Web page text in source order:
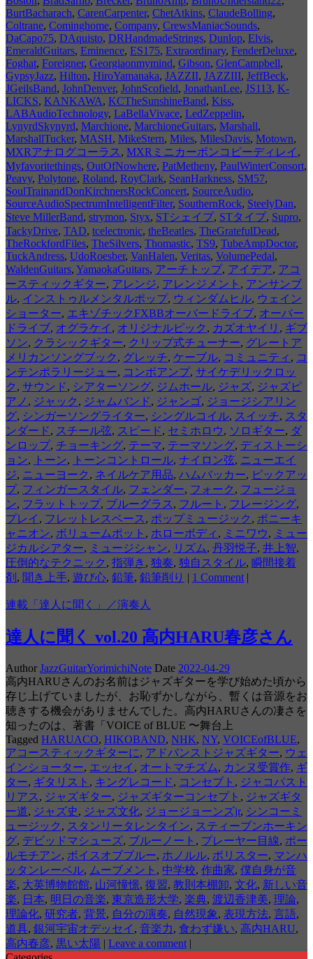
BurtBacharach, CarenCarpenter, ChetAtkins, ClaudeBolling,
Coltrane, Cominghome, Company, CrewsManiacSounds,
DaCapo75, DAquisto, DRHandmadeStrings, Dunlop, Elvis,
EmeraldGuitars, Eminence, ES175, Extraordinary, FenderDeluxe,
Foghat, Foreigner, Georgiaonmymind, Gibson, GlenCampbell,
GypsyJazz, Hilton, HiroYamanaka, JAZZII, JAZZIII, JeffBeck,
JGeilsBand, JohnDenver, JohnScofield, JonathanLee, JS113, K-
LICKS, KANKAWA, KCTheSunshineBand, Kiss,
LABAudioTechnology, LaBellaVivace, LedZeppelin,
LynyrdSkynyrd, Marchione, MarchioneGuitars, Marshall,
MarshallTucker, MASH, MikeStern, Miles, MilesDavis, Motown,
MXRアナログコーラス , MXRミニカーボンコピーディレイ ,
Myfavoritethings, OutOfNowhere, PatMetheny, PaulWinterConsort,
Peavy, Polytone, Roland, RoyClark, SeanHarkness, SM57,
SoulTrainandDonKirchnersRockConcert, SourceAudio,
SourceAudioSpectrumIntelligentFilter, SouthernRock, SteelyDan,
Steve MillerBand, strymon, Styx, STシェイプ, STタイプ, Supro,
TackyDrive, TAD, tcelectronic, theBeatles, TheGratefulDead,
TheRockfordFiles, TheSilvers, Thomastic, TS9, TubeAmpDoctor,
TuckAndress, UdoRoesber, VanHalen, Veritas, VolumePedal,
WaldenGuitars, YamaokaGuitars, アーチトップ, アイデア, アコ
ースティックギター, アレンジ, アレンジメント , アンサンブ
ル, インストゥルメンタルポップ, ウィンダムヒル, ウェイン
ショーター, エキゾチックFXBBオーバードライブ, オーバー
ドライブ, オグラケイ , オリジナルピック , カズオヤイリ , ギブ
ソン, クラシックギター, クリップ式チューナー, グレートア
メリカンソングブック , グレッチ, ケーブル, コミュニティ , コ
ンテンポラリージュー, コンボアンプ, サイケデリックロッ
ク , サウンド, シアターソング, ジムホール, ジャズ, ジャズピ
アノ , ジャック , ジャムバンド, ジャンゴ, ジョージシアリン
グ, シンガーソングライター, シングルコイル, スイッチ, スタ
ンダード, スチール弦, スピード, セミホロウ, ソロギター, ダ
ンロップ, チョーキング, テーマ, テーマソング, ディストーシ
ョン, トーン, トーンコントロール, ナイロン弦, ニューエイ
ジ, ニューヨーク , ネイルケア用品, ハムバッカー, ピックアッ
プ, フィンガースタイル, フェンダー, フォーク , フュージョ
ン, フラットトップ, ブルーグラス , フルート , フレージング,
プレイ , フレットレスベース , ポップミュージック , ポニーキ
ャニオン, ボリュームポット , ホローボディ , ミニワウ, ミュー
ジカルシアター, ミュージシャン, リズム, 丹羽悦子, 井上智,
圧倒的なテクニック , 指弾き , 独奏, 独自スタイル, 瞬間接着
剤 , 聞き上手, 遊び心, 鉛筆, 鉛筆削り | 1 Comment |
連載「達人に聞く」／演奏人
達人に聞く vol.20 高内HARU春彦さん
Author JazzGuitarYorimichiNote Date 2022-04-29
高内HARUさんのお名前はジャズギターを学び始めた頃から
存じ上げていましたが、お恥ずかしながら、暫くは音源をお
聴きする機会がありませんでした。高内HARUさんの凄さを
知ったのは、著書「VOICE of BLUE 〜舞台上
Tagged HARUACO, HIKOBAND, NHK, NY, VOICEofBLUE,
アコースティックギターに, アドバンストジャズギター, ウェ
インショーター, エッセイ , オートマチズム, カンヌ受賞作, ギ
ター, ギタリスト , キングレコード, コンセプト , ジャコパスト
リアス , ジャズギター, ジャズギターコンセプト , ジャズギタ
ー道, ジャズ史, ジャズ文化, ジョージョーンズjr, シンコーミ
ュージック , スタンリータレンタイン, スティーブンホーキン
グ, デビッドマシューズ, ブルーノート , プレーヤー目線, ポー
ルモチアン, ボイスオブブルー, ホノルル, ポリスター, マンハ
ッタンレーベル, ムーブメント , 中学校, 作曲家, 僕自身が音
楽, 大英博物館館, 山河憧憬, 復習, 教則本棚卸, 文化, 新しい音
楽, 日本, 明日の音楽, 東京造形大学, 楽典, 渡辺香津美, 理論,
理論化, 研究者, 背景, 自分の演奏, 自然現象, 表現方法, 言語,
道具, 銀河宇宙オデッセイ , 音楽力, 食わず嫌い, 高内HARU,
高内春彦, 黒い太陽 | Leave a comment |